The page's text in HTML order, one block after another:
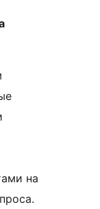
на